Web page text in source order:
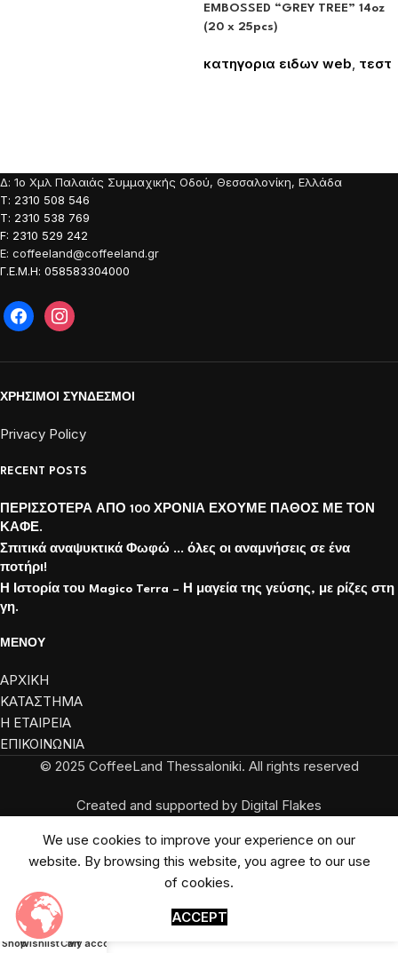
EMBOSSED “GREY TREE” 14oz
(20 x 25pcs)
κατηγορια ειδων web τεστ
Δ: 1o Χμλ Παλαιάς Συμμαχικής Οδού, Θεσσαλονίκη, Ελλάδα
Τ: 2310 508 546
Τ: 2310 538 769
F: 2310 529 242
E: coffeeland@coffeeland.gr
Γ.Ε.Μ.Η: 058583304000
ΧΡΗΣΙΜΟΙ ΣΥΝΔΕΣΜΟΙ
Privacy Policy
RECENT POSTS
ΠΕΡΙΣΣΟΤΕΡΑ ΑΠΟ 100 ΧΡΟΝΙΑ ΕΧΟΥΜΕ ΠΑΘΟΣ ΜΕ ΤΟΝ
ΚΑΦΕ.
Σπιτικά αναψυκτικά Φωφώ … όλες οι αναμνήσεις σε ένα
ποτήρι!
Η Ιστορία του Magico Terra – Η μαγεία της γεύσης, με ρίζες στη
γη.
ΜΕΝΟΥ
ΑΡΧΙΚΗ
ΚΑΤΑΣΤΗΜΑ
Η ΕΤΑΙΡΕΙΑ
ΕΠΙΚΟΙΝΩΝΙΑ
© 2025 CoffeeLand Thessaloniki. All rights reserved
Created and supported by Digital Flakes
We use cookies to improve your experience on our
website. By browsing this website, you agree to our use
of cookies.
ACCEPT
ShopWishlistCart
My account